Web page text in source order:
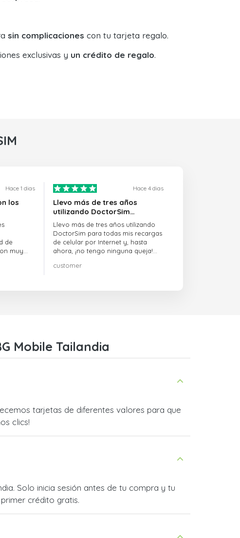
sin complicaciones con tu tarjeta regalo.
exclusivas y un crédito de regalo.
Hace 1 dias
los
de
muy
Hace 4 dias
Llevo más de tres años
utilizando DoctorSim…
Llevo más de tres años utilizando
DoctorSim para todas mis recargas
de celular por Internet y, hasta
ahora, ¡no tengo ninguna queja!
customer
Mobile Tailandia
tarjetas de diferentes valores para que
clics!
Solo inicia sesión antes de tu compra y tu
crédito gratis.